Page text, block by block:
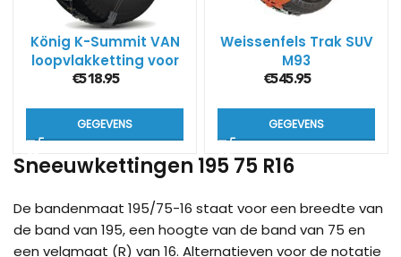
König K-Summit VAN
loopvlakketting voor
bussen / campers
€518.95
GEGEVENS
Weissenfels Trak SUV
M93
€545.95
GEGEVENS
Sneeuwkettingen 195 75 R16
De bandenmaat 195/75-16 staat voor een breedte van
de band van 195, een hoogte van de band van 75 en
een velgmaat (R) van 16. Alternatieven voor de notatie